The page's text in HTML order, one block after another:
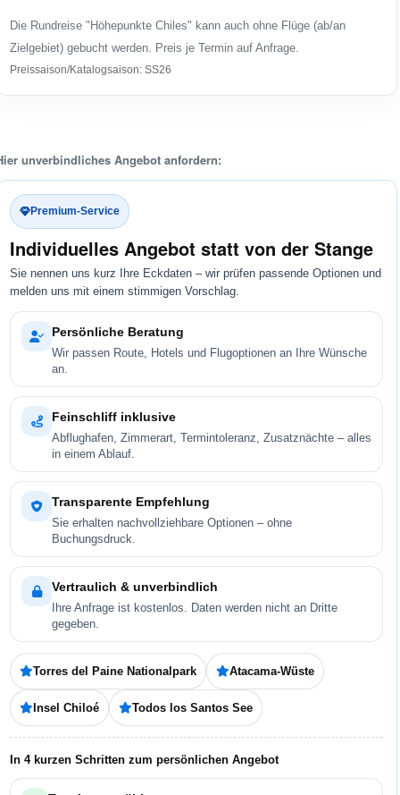
Die Rundreise "Höhepunkte Chiles" kann auch ohne Flüge (ab/an
Zielgebiet) gebucht werden. Preis je Termin auf Anfrage.
Preissaison/Katalogsaison: SS26
unverbindliches Angebot anfordern:
Premium-Service
Individuelles Angebot statt von der Stange
Sie nennen uns kurz Ihre Eckdaten – wir prüfen passende Optionen und
melden uns mit einem stimmigen Vorschlag.
Persönliche Beratung
Wir passen Route, Hotels und Flugoptionen an Ihre Wünsche
an.
Feinschliff inklusive
Abflughafen, Zimmerart, Termintoleranz, Zusatznächte – alles
in einem Ablauf.
Transparente Empfehlung
Sie erhalten nachvollziehbare Optionen – ohne
Buchungsdruck.
Vertraulich & unverbindlich
Ihre Anfrage ist kostenlos. Daten werden nicht an Dritte
gegeben.
Torres del Paine Nationalpark Atacama-Wüste
Insel Chiloé Todos los Santos See
In 4 kurzen Schritten zum persönlichen Angebot